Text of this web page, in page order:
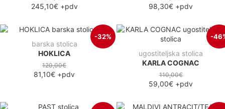
245,10€+pdv 98,30€ +pdv
-32%
barska stolica
HOKLICA
120,00€
81,10€ +pdv
-
ugostiteljska stolica
KARLA COGNAC
110,00€
59,00€ +pdv